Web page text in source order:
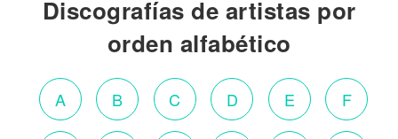
Discografías de artistas por
orden alfabético
A B C D E F